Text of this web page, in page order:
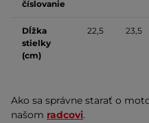
číslovanie
Dĺžka
stielky
(cm)
22,5 23,5
Ako sa správne starať o
našom radcovi.